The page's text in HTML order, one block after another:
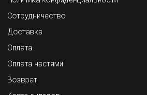
Сотрудничество
Доставка
Оплата
Оплата частями
Возврат